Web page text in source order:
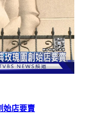
始店要賣